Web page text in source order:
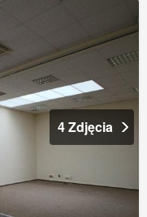
4 Zdjęcia